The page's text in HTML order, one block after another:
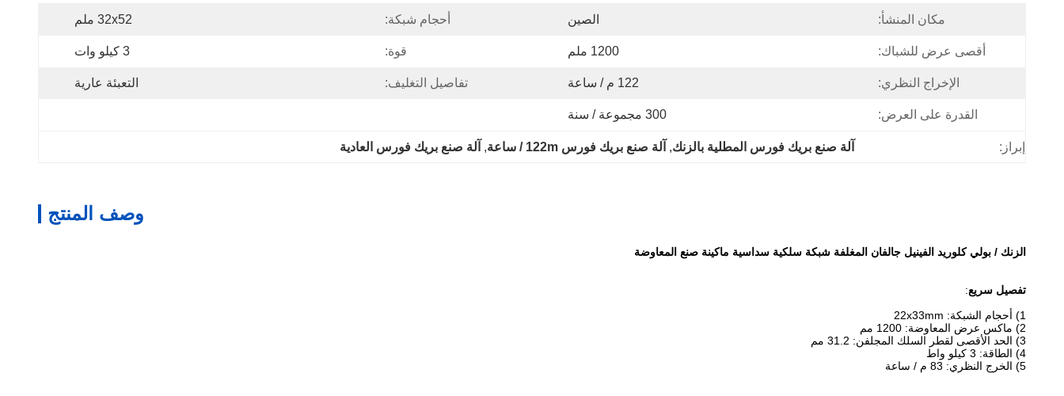
مكان المنشأ: الصين أحجام شبكة: 32x52 ملم
أقصى عرض للشباك: 1200 ملم قوة: 3 كيلو وات
الإخراج النظري: 122 م / ساعة تفاصيل التغليف: التعبئة عارية
القدرة على العرض: 300 مجموعة / سنة
إبراز: آلة صنع بريك فورس المطلية بالزنك, آلة صنع بريك فورس 122m / ساعة , آلة صنع بريك فورس العادية
وصف المنتج
الزنك / بولي كلوريد الفينيل جالفان المغلفة شبكة سلكية سداسية ماكينة صنع المعاوضة
تفصيل سريع:
1) أحجام الشبكة: 22x33mm
2) ماكس عرض المعاوضة: 1200 مم
3) الحد الأقصى لقطر السلك المجلفن: 31.2 مم
4) الطاقة: 3 كيلو واط
5) الخرج النظري: 83 م / ساعة